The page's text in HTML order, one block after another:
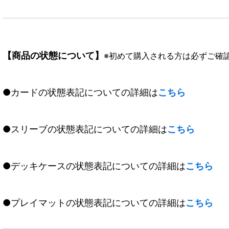
【商品の状態について】 ※初めて購入される方は必ずご確
●カードの状態表記についての詳細はこちら
●スリーブの状態表記についての詳細はこちら
●デッキケースの状態表記についての詳細はこちら
●プレイマットの状態表記についての詳細はこちら